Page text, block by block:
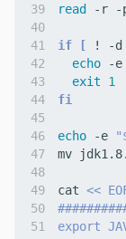
39
40
41
44
46
47
48
49
50
51
read
-r -
if [ ! -d
echo -e
exit
1
fi
echo -e "
mv
cat